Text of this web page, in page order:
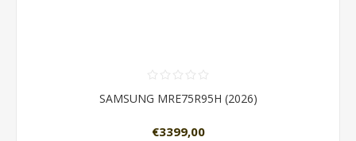
SAMSUNG MRE75R95H (2026)
€3399,00